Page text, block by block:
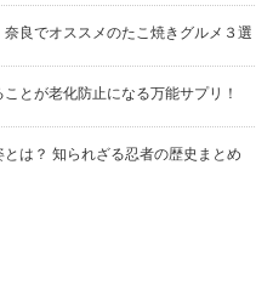
奈良でオススメのたこ焼きグルメ３選
とが老化防止になる万能サプリ！
は？ 知られざる忍者の歴史まとめ